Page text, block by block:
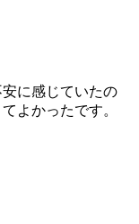
に感じていたの
よかったです。